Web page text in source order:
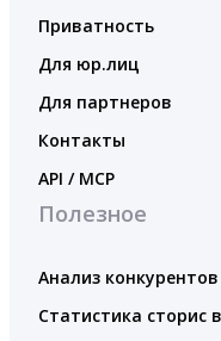
Приватность
Для юр.лиц
Для партнеров
Контакты
API / MCP
Полезное
Анализ
Статистика сторис